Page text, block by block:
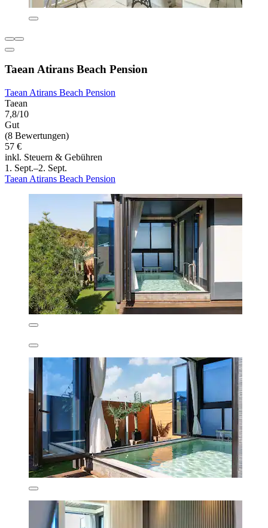
Taean Atirans Beach Pension
Taean Atirans Beach Pension
Taean
7,8/10
Gut
(8 Bewertungen)
57 €
inkl. Steuern & Gebühren
1. Sept.–2. Sept.
Taean Atirans Beach Pension